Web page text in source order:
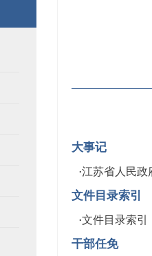
大事记
·江苏省人民政
文件目录索引
·文件目录索引
干部任免